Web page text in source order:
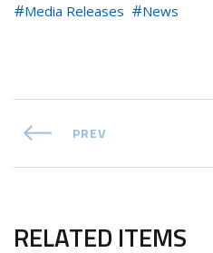
Media Releases News
PREV
RELATED ITEMS